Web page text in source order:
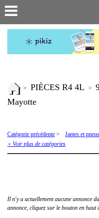
> PIÈCES R4 4L >
Mayotte
Catégorie précédente > Jantes et pneus
Pièces R4 4L
Voiture complète
+ Voir plus de catégories
Il n'y a actuellement aucune annonce
annonce, cliquez sur le bouton en haut